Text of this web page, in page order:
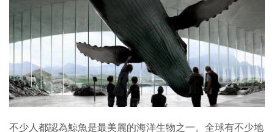
Enterprise Digital Transformation
特集
不少人都認為鯨魚是最美麗的海洋生物之一。全球有不少地